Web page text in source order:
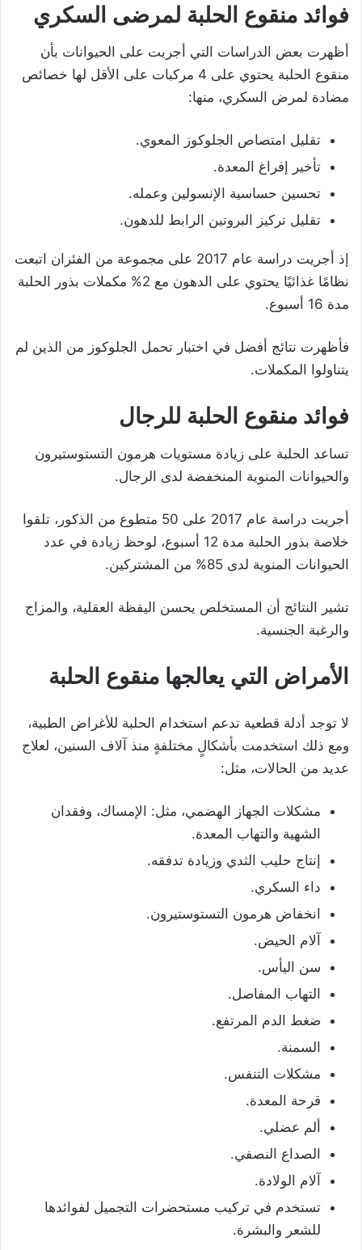
فوائد منقوع الحلبة لمرضى السكري
أظهرت بعض الدراسات التي أجريت على الحيوانات بأن
منقوع الحلبة يحتوي على 4 مركبات على الأقل لها خصائص
مضادة لمرض السكري، منها:
تقليل امتصاص الجلوكوز المعوي.
تأخير إفراغ المعدة.
تحسين حساسية الإنسولين وعمله.
تقليل تركيز البروتين الرابط للدهون.
إذ أجريت دراسة عام 2017 على مجموعة من الفئران اتبعت
نظامًا غذائيًا يحتوي على الدهون مع 2% مكملات بذور الحلبة
مدة 16 أسبوع.
فأظهرت نتائج أفضل في اختبار تحمل الجلوكوز من الذين لم
يتناولوا المكملات.
فوائد منقوع الحلبة للرجال
تساعد الحلبة على زيادة مستويات هرمون التستوستيرون
والحيوانات المنوية المنخفضة لدى الرجال.
أجريت دراسة عام 2017 على 50 متطوع من الذكور، تلقوا
خلاصة بذور الحلبة مدة 12 أسبوع، لوحظ زيادة في عدد
الحيوانات المنوية لدى 85% من المشتركين.
تشير النتائج أن المستخلص يحسن اليقظة العقلية، والمزاج
والرغبة الجنسية.
الأمراض التي يعالجها منقوع الحلبة
لا توجد أدلة قطعية تدعم استخدام الحلبة للأغراض الطبية،
ومع ذلك استخدمت بأشكالٍ مختلفةٍ منذ آلاف السنين، لعلاج
عديد من الحالات، مثل:
مشكلات الجهاز الهضمي، مثل: الإمساك، وفقدان
الشهية والتهاب المعدة.
إنتاج حليب الثدي وزيادة تدفقه.
داء السكري.
انخفاض هرمون التستوستيرون.
آلام الحيض.
سن اليأس.
التهاب المفاصل.
ضغط الدم المرتفع.
السمنة.
مشكلات التنفس.
قرحة المعدة.
ألم عضلي.
الصداع النصفي.
آلام الولادة.
تستخدم في تركيب مستحضرات التجميل لفوائدها
للشعر والبشرة.